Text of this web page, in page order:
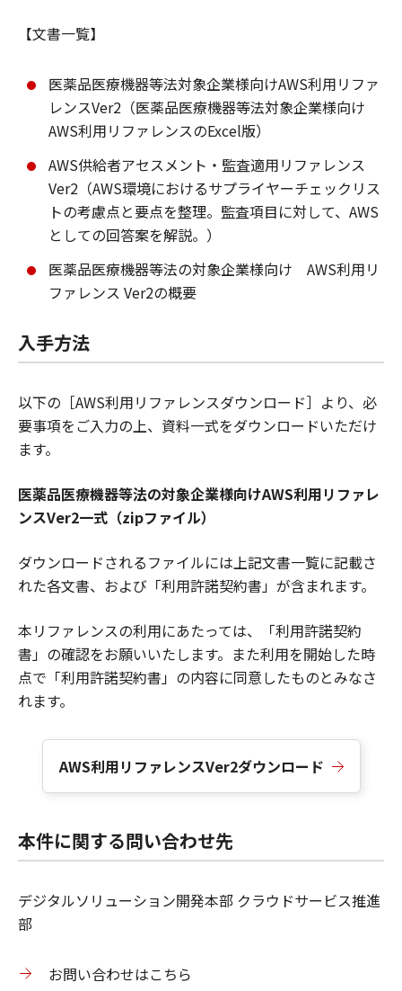
【文書一覧】
医薬品医療機器等法対象企業様向けAWS利用リファ
レンスVer2（医薬品医療機器等法対象企業様向け
AWS利用リファレンスのExcel版）
AWS供給者アセスメント・監査適用リファレンス
Ver2（AWS環境におけるサプライヤーチェックリス
トの考慮点と要点を整理。監査項目に対して、AWS
としての回答案を解説。）
医薬品医療機器等法の対象企業様向け AWS利用リ
ファレンス Ver2の概要
入手方法
以下の［AWS利用リファレンスダウンロード］より、必
要事項をご入力の上、資料一式をダウンロードいただけ
ます。
医薬品医療機器等法の対象企業様向けAWS利用リファレ
ンスVer2一式（zipファイル）
ダウンロードされるファイルには上記文書一覧に記載さ
れた各文書、および「利用許諾契約書」が含まれます。
本リファレンスの利用にあたっては、「利用許諾契約
書」の確認をお願いいたします。また利用を開始した時
点で「利用許諾契約書」の内容に同意したものとみなさ
れます。
AWS利用リファレンスVer2ダウンロード
本件に関する問い合わせ先
デジタルソリューション開発本部 クラウドサービス推進
部
お問い合わせはこちら